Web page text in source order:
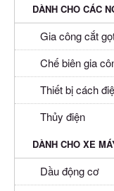
DÀNH CHO CÁC
Gia công cắt
Chế biên gia
Thiết bị cách
Thủy điện
DÀNH CHO XE
Dầu động cơ